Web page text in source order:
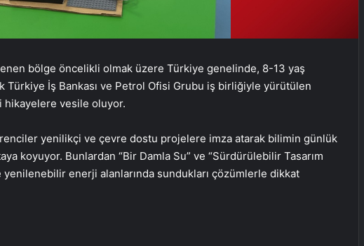
bölge öncelikli olmak üzere Türkiye genelinde, 8-13 yaş
Türkiye İş Bankası ve Petrol Ofisi Grubu iş birliğiyle yürütülen
hikayelere vesile oluyor.
yenilikçi ve çevre dostu projelere imza atarak bilimin günlük
koyuyor. Bunlardan “Bir Damla Su” ve “Sürdürülebilir Tasarım
enerji alanlarında sundukları çözümlerle dikkat